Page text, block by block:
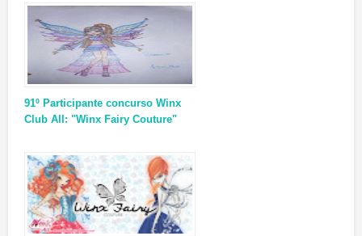
91º Participante concurso Winx
Club All: "Winx Fairy Couture"